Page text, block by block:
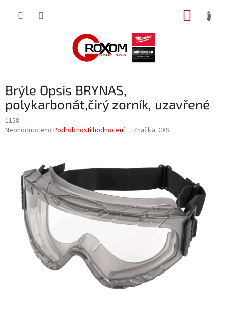
Brýle Opsis BRYNAS,
polykarbonát,čirý zorník, uzavřené
1158
Průměrné
hvězdiček.
Neohodnoceno Podrobnosti hodnocení Značka: CXS